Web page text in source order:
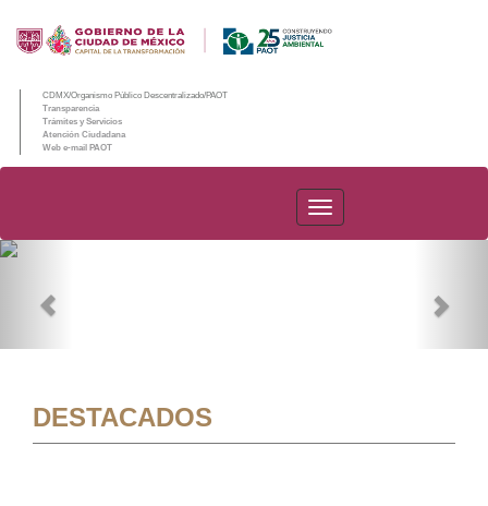
CDMX/Organismo Público Descentralizado/PAOT
Transparencia
Trámites y Servicios
Atención Ciudadana
Web e-mail PAOT
PAOT
DESTACADOS